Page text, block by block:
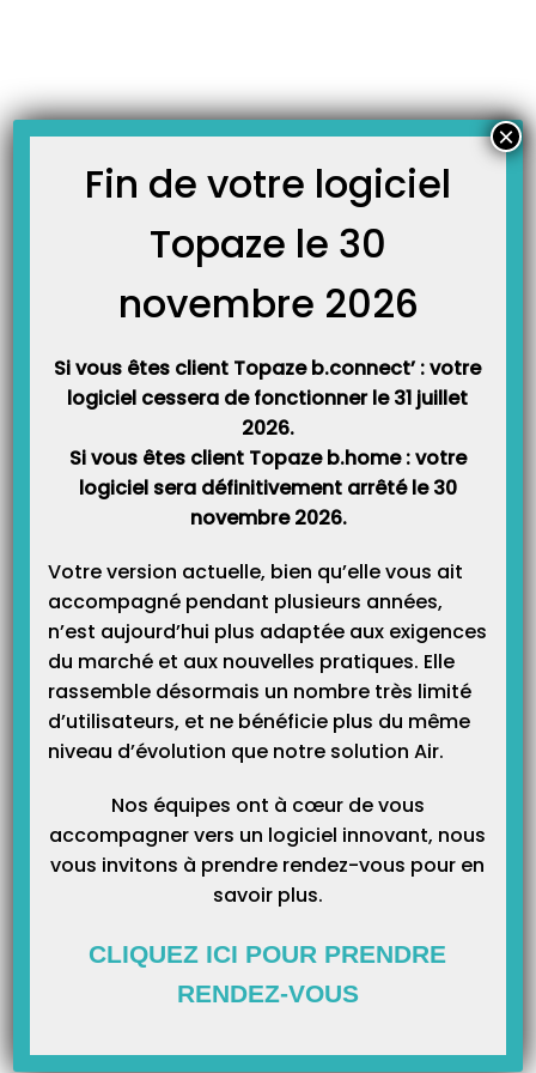
La Fiche Cabinet est enregistrée par défaut sans condition d’exercice. Accès
Civile de Moyens) SCP (Société Civile Professionnelle) SDF (Société De Fait)
Fonctionnement de la SCM :…
Catégories
Fin de votre logiciel
Topaze le 30
novembre 2026
Si vous êtes client Topaze b.connect’ : votre
logiciel cessera de fonctionner le 31 juillet
2026.
Si vous êtes client Topaze b.home : votre
logiciel sera définitivement arrêté le 30
novembre 2026.
Votre version actuelle, bien qu’elle vous ait
accompagné pendant plusieurs années,
n’est aujourd’hui plus adaptée aux exigences
du marché et aux nouvelles pratiques. Elle
rassemble désormais un nombre très limité
d’utilisateurs, et ne bénéficie plus du même
niveau d’évolution que notre solution Air.
Nos équipes ont à cœur de vous
accompagner vers un logiciel innovant, nous
vous invitons à prendre rendez-vous pour en
savoir plus.
CLIQUEZ ICI POUR PRENDRE
RENDEZ-VOUS
×